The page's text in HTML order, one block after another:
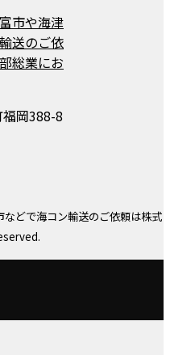
岡388-8
どで海コン輸送のご依頼は株式